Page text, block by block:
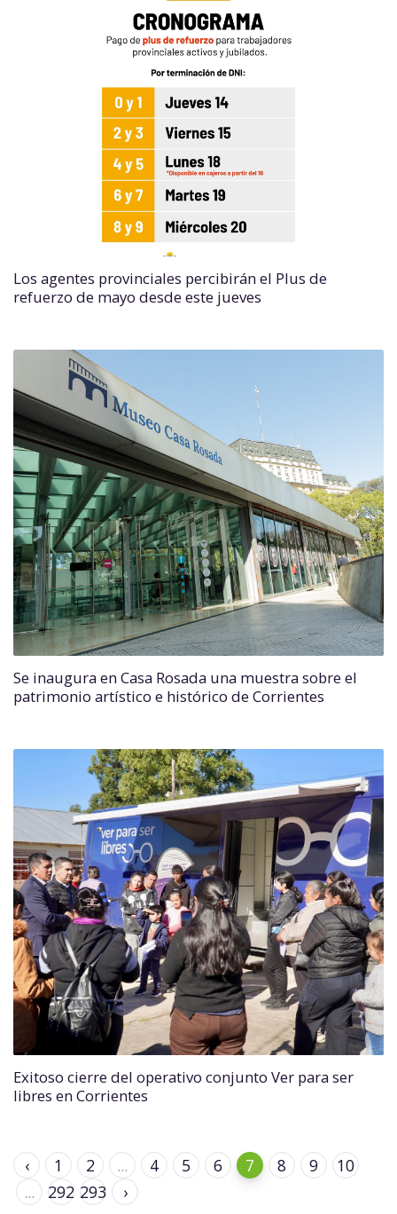
Los agentes provinciales percibirán el Plus de
refuerzo de mayo desde este jueves
Se inaugura en Casa Rosada una muestra sobre el
patrimonio artístico e histórico de Corrientes
Exitoso cierre del operativo conjunto Ver para ser
libres en Corrientes
‹ 1 2 ... 4 5 6 7 8 9
10
...
292 293 ›